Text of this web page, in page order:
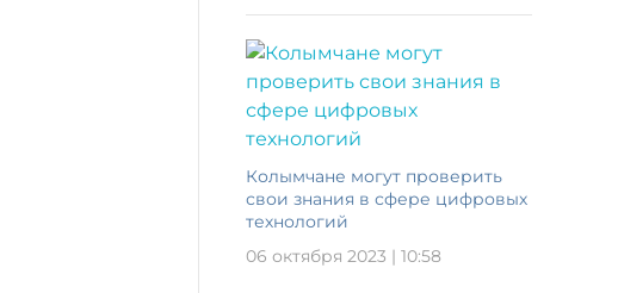
Колымчане могут проверить
свои знания в сфере цифровых
технологий
06 октября 2023 | 10:58